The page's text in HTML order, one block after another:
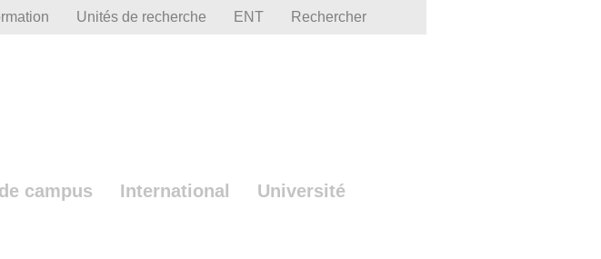
Unités de recherche ENT Rechercher
campus International Université